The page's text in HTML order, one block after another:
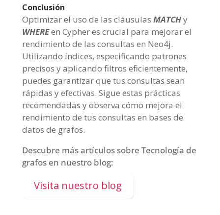
Conclusión
Optimizar el uso de las cláusulas MATCHy
WHEREen Cypher es crucial para mejorar el
rendimiento de las consultas en Neo4j.
Utilizando índices, especificando patrones
precisos y aplicando filtros eficientemente,
puedes garantizar que tus consultas sean
rápidas y efectivas. Sigue estas prácticas
recomendadas y observa cómo mejora el
rendimiento de tus consultas en bases de
datos de grafos.
Descubre más artículos sobre Tecnología de
grafos en nuestro blog:
Visita nuestro blog